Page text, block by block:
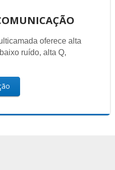
oferece alta
ruído, alta Q,